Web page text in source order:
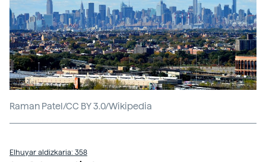
Raman Patel/CC BY 3.0/Wikipedia
Elhuyar aldizkaria: 358